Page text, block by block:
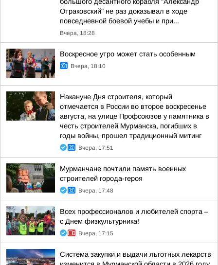
Отраковский" не раз доказывал в ходе
повседневной боевой учебы и при...
Вчера, 18:28
Воскресное утро может стать особенным
Вчера, 18:10
Накануне Дня строителя, который
отмечается в России во второе воскресенье
августа, на улице Профсоюзов у памятника в
честь строителей Мурманска, погибших в
годы войны, прошел традиционный митинг
Вчера, 17:51
Мурманчане почтили память военных
строителей города-героя
Вчера, 17:48
Всех профессионалов и любителей спорта –
с Днем физкультурника!
Вчера, 17:15
Система закупки и выдачи льготных лекарств